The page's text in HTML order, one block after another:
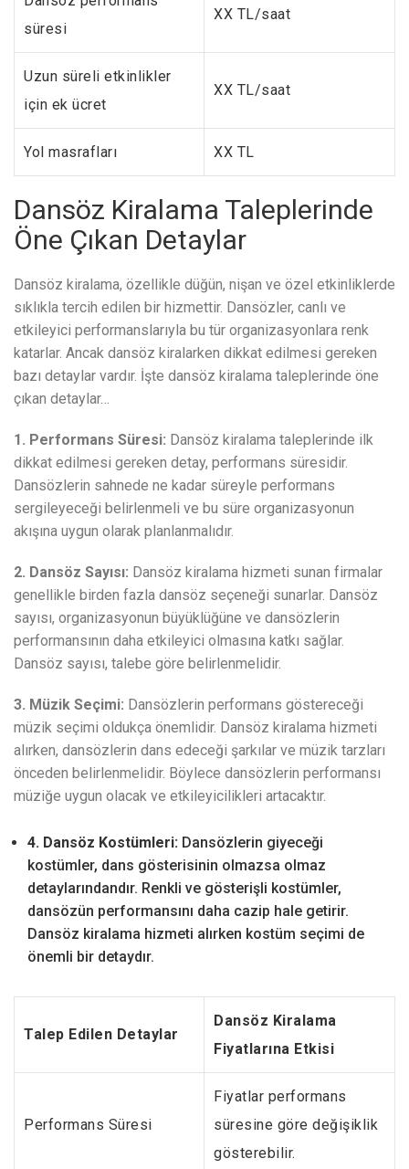
süresi
XX TL/saat
Uzun süreli etkinlikler
için ek ücret
XX TL/saat
Yol masrafları XX TL
Dansöz Kiralama Taleplerinde
Öne Çıkan Detaylar
Dansöz kiralama, özellikle düğün, nişan ve özel etkinliklerde
sıklıkla tercih edilen bir hizmettir. Dansözler, canlı ve
etkileyici performanslarıyla bu tür organizasyonlara renk
katarlar. Ancak dansöz kiralarken dikkat edilmesi gereken
bazı detaylar vardır. İşte dansöz kiralama taleplerinde öne
çıkan detaylar…
1. Performans Süresi: Dansöz kiralama taleplerinde ilk
dikkat edilmesi gereken detay, performans süresidir.
Dansözlerin sahnede ne kadar süreyle performans
sergileyeceği belirlenmeli ve bu süre organizasyonun
akışına uygun olarak planlanmalıdır.
2. Dansöz Sayısı: Dansöz kiralama hizmeti sunan firmalar
genellikle birden fazla dansöz seçeneği sunarlar. Dansöz
sayısı, organizasyonun büyüklüğüne ve dansözlerin
performansının daha etkileyici olmasına katkı sağlar.
Dansöz sayısı, talebe göre belirlenmelidir.
3. Müzik Seçimi: Dansözlerin performans göstereceği
müzik seçimi oldukça önemlidir. Dansöz kiralama hizmeti
alırken, dansözlerin dans edeceği şarkılar ve müzik tarzları
önceden belirlenmelidir. Böylece dansözlerin performansı
müziğe uygun olacak ve etkileyicilikleri artacaktır.
4. Dansöz Kostümleri: Dansözlerin giyeceği
kostümler, dans gösterisinin olmazsa olmaz
detaylarındandır. Renkli ve gösterişli kostümler,
dansözün performansını daha cazip hale getirir.
Dansöz kiralama hizmeti alırken kostüm seçimi de
önemli bir detaydır.
Talep Edilen Detaylar
Dansöz Kiralama
Fiyatlarına Etkisi
Performans Süresi
Fiyatlar performans
süresine göre değişiklik
gösterebilir.